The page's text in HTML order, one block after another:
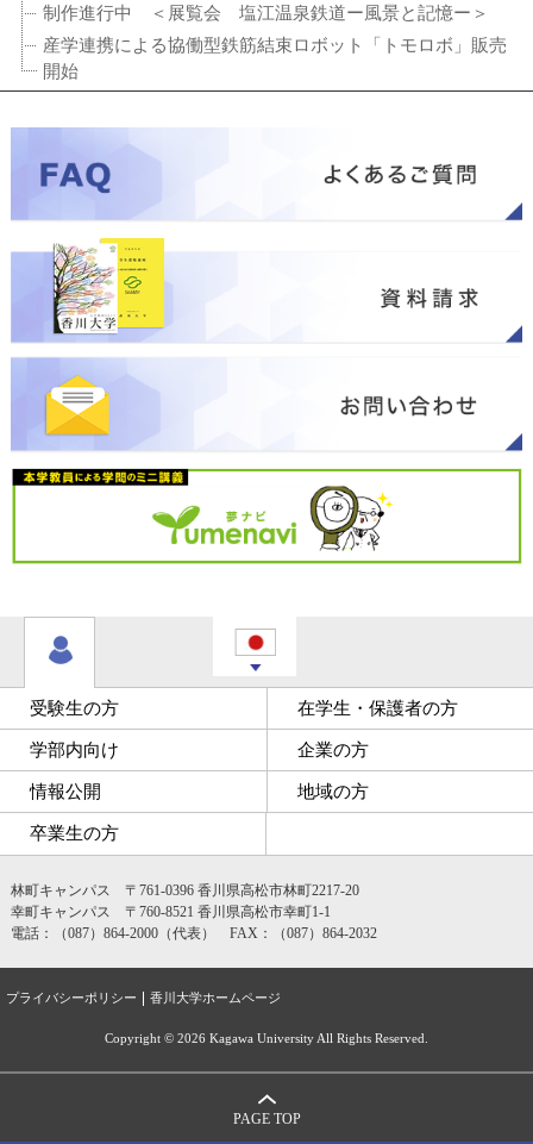
制作進行中 ＜展覧会 塩江温泉鉄道ー風景と記憶ー＞
産学連携による協働型鉄筋結束ロボット「トモロボ」販売
開始
受験生の方 在学生・保護者の方
学部内向け 企業の方
情報公開 地域の方
卒業生の方
林町キャンパス 〒761-0396 香川県高松市林町2217-20
幸町キャンパス 〒760-8521 香川県高松市幸町1-1
電話：（087）864-2000（代表） FAX：（087）864-2032
プライバシーポリシー 香川大学ホームページ
Copyright © 2026 Kagawa University All Rights Reserved.
PAGE TOP